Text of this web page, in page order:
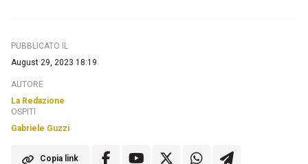
PUBBLICATO IL
August 29, 2023 18:19
AUTORE
La Redazione
OSPITI
Gabriele Guzzi
Copia link